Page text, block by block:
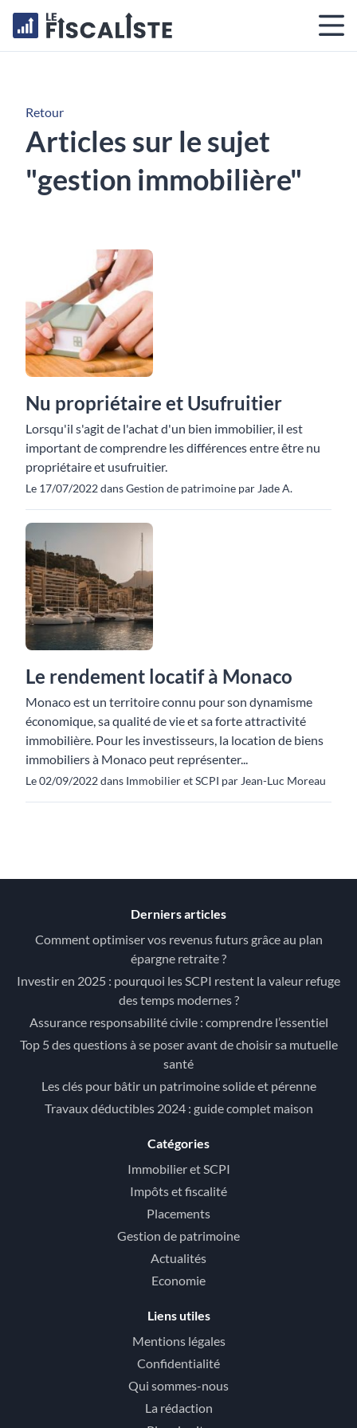
Retour
Articles sur le sujet
"gestion immobilière"
Nu propriétaire et Usufruitier
Lorsqu'il s'agit de l'achat d'un bien immobilier, il est
important de comprendre les différences entre être nu
propriétaire et usufruitier.
Le 17/07/2022 dans Gestion de patrimoine par Jade A.
Le rendement locatif à Monaco
Monaco est un territoire connu pour son dynamisme
économique, sa qualité de vie et sa forte attractivité
immobilière. Pour les investisseurs, la location de biens
immobiliers à Monaco peut représenter...
Le 02/09/2022 dans Immobilier et SCPI par Jean-Luc Moreau
Derniers articles
Comment optimiser vos revenus futurs grâce au plan
épargne retraite ?
Investir en 2025 : pourquoi les SCPI restent la valeur refuge
des temps modernes ?
Assurance responsabilité civile : comprendre l’essentiel
Top 5 des questions à se poser avant de choisir sa mutuelle
santé
Les clés pour bâtir un patrimoine solide et pérenne
Travaux déductibles 2024 : guide complet maison
Catégories
Immobilier et SCPI
Impôts et fiscalité
Placements
Gestion de patrimoine
Actualités
Economie
Liens utiles
Mentions légales
Confidentialité
Qui sommes-nous
La rédaction